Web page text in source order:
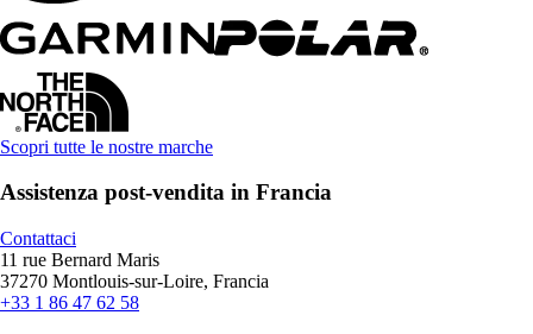
Scopri tutte le nostre marche
Assistenza post-vendita in Francia
Contattaci
11 rue Bernard Maris
37270 Montlouis-sur-Loire, Francia
+33 1 86 47 62 58